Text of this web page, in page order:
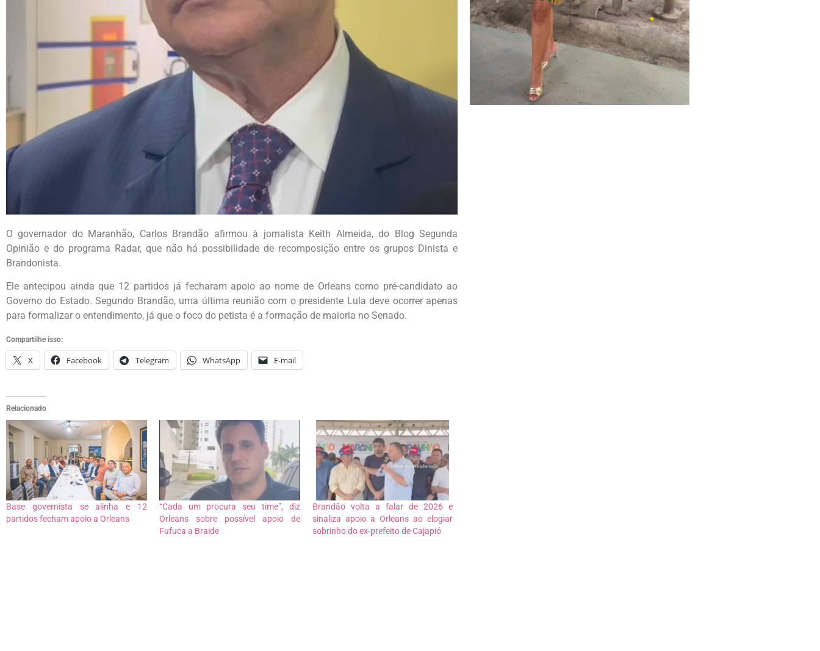
O governador do Maranhão, Carlos Brandão afirmou à jornalista Keith Almeida, do Blog Segunda
Opinião e do programa Radar, que não há possibilidade de recomposição entre os grupos Dinista e
Brandonista.
Ele antecipou ainda que 12 partidos já fecharam apoio ao nome de Orleans como pré-candidato ao
Governo do Estado. Segundo Brandão, uma última reunião com o presidente Lula deve ocorrer apenas
para formalizar o entendimento, já que o foco do petista é a formação de maioria no Senado.
Compartilhe isso:
X Facebook Telegram WhatsApp E-mail
Relacionado
Base governista se alinha e 12
partidos fecham apoio a Orleans
“Cada um procura seu time”, diz
Orleans sobre possível apoio de
Fufuca a Braide
Brandão volta a falar de 2026 e
sinaliza apoio a Orleans ao elogiar
sobrinho do ex-prefeito de Cajapió